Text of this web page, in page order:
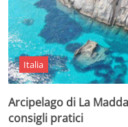
Italia
Arcipelago di La
consigli pratici